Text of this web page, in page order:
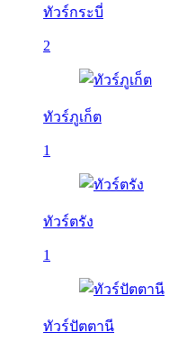
ทัวร์กระบี่
2
ทัวร์ภูเก็ต
1
ทัวร์ตรัง
1
ทัวร์ปัตตานี